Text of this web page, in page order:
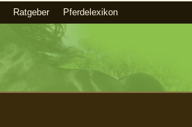
Ratgeber Pferdelexikon